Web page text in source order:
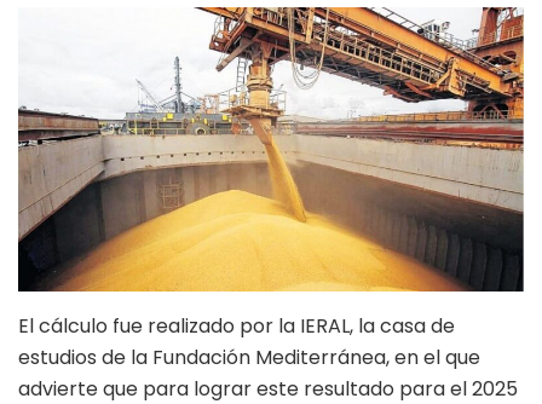
El cálculo fue realizado por la IERAL, la casa de
estudios de la Fundación Mediterránea, en el que
advierte que para lograr este resultado para el 2025